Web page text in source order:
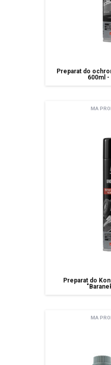
Preparat do
600ml -
MA
Preparat do
MA
podanie danych osobowych
korzystania z usługi